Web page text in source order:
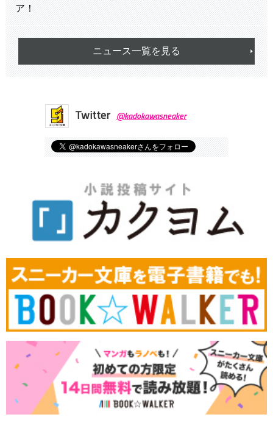
ア！
ニュース一覧を見る
Twitter @kadokawasneaker